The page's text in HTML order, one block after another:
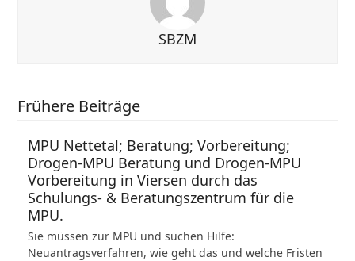
SBZM
Frühere Beiträge
MPU Nettetal; Beratung; Vorbereitung;
Drogen-MPU Beratung und Drogen-MPU
Vorbereitung in Viersen durch das
Schulungs- & Beratungszentrum für die
MPU.
Sie müssen zur MPU und suchen Hilfe:
Neuantragsverfahren, wie geht das und welche Fristen